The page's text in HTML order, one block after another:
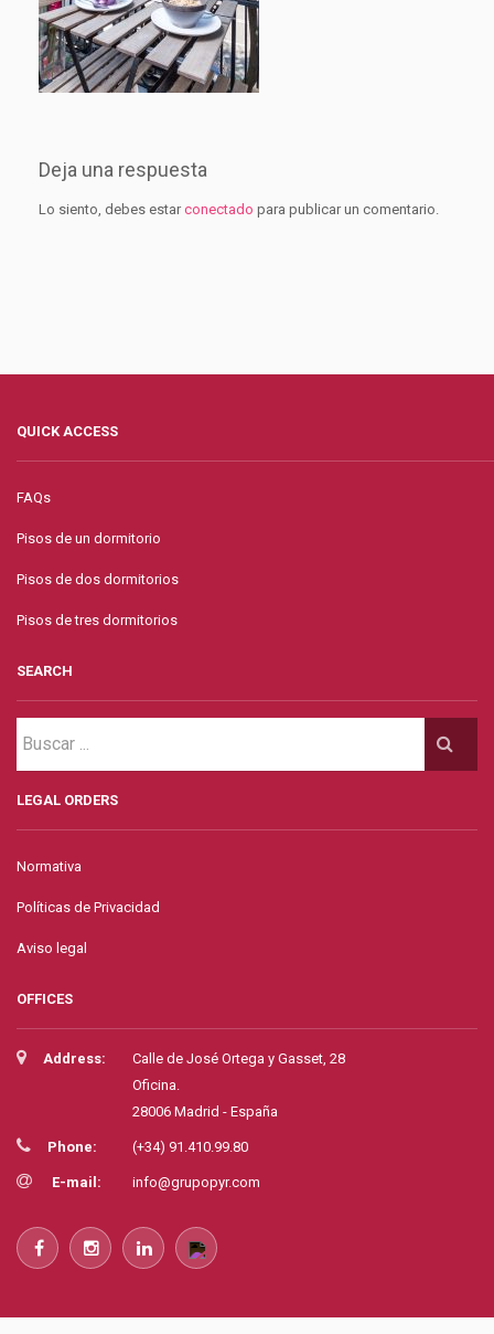
Deja una respuesta
Lo siento, debes estarconectado para publicar un comentario.
QUICK ACCESS
FAQs
Pisos de un dormitorio
Pisos de dos dormitorios
Pisos de tres dormitorios
SEARCH
LEGAL ORDERS
Normativa
Políticas de Privacidad
Aviso legal
OFFICES
Address:
Calle de José Ortega y Gasset, 28
Oficina.
28006 Madrid - España
Phone: (+34) 91.410.99.80
E-mail: info@grupopyr.com